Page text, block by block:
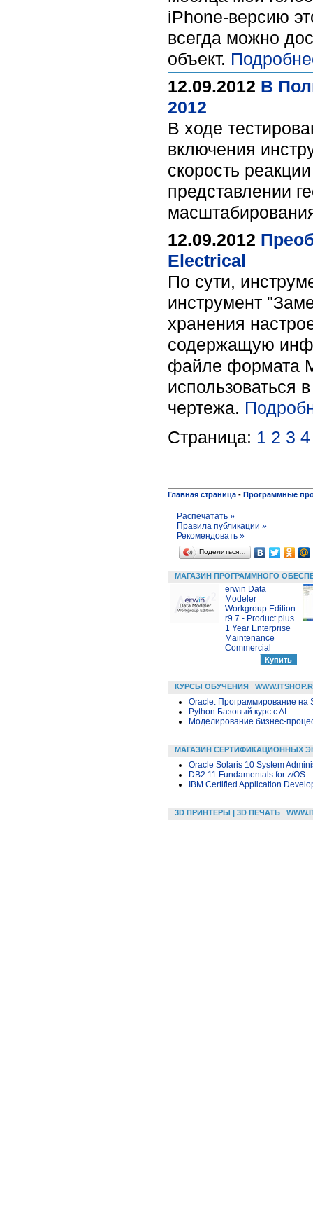
iPhone-версию
всегда можно
объект.
12.09.2012 В
2012
В ходе
включения
скорость
представлении
12.09.2012
Electrical
По сути,
инструмент
хранения
содержащую
файле формата
использоваться
чертежа.
Страница: 1 2 3 4
Главная страница - Программные
Распечатать »
Правила публикации »
Рекомендовать »
Поделиться…
МАГАЗИН ПРОГРАММНОГО
erwin Data
Modeler
Workgroup Edition
r9.7 - Product plus
1 Year Enterprise
Maintenance
Commercial
КУРСЫ ОБУЧЕНИЯ
Oracle. Программирование на
Python Базовый курс c AI
Моделирование бизнес-
МАГАЗИН СЕРТИФИКАЦИОННЫХ
Oracle Solaris 10 System
DB2 11 Fundamentals for z/OS
IBM Certified Application
3D ПРИНТЕРЫ | 3D ПЕЧАТЬ